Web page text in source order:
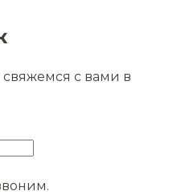
с вами в